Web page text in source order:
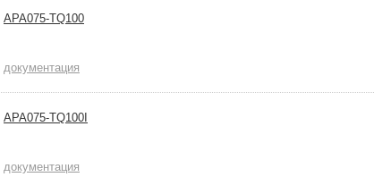
APA075-TQ100
документация
APA075-TQ100I
документация